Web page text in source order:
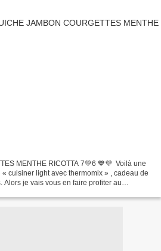
MENTHE RICOTTA 7💚6 💙💜 Voilà une
cuisiner light avec thermomix » , cadeau de
Alors je vais vous en faire profiter au